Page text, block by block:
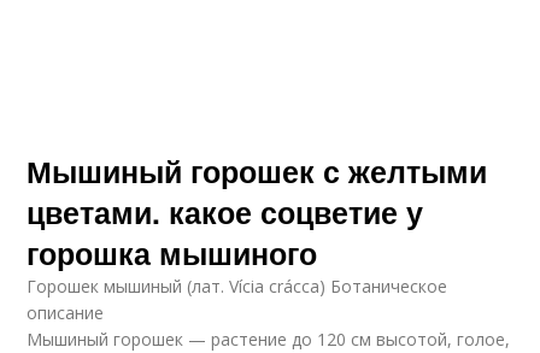
Мышиный горошек с желтыми
цветами. какое соцветие у
горошка мышиного
Горошек мышиный (лат. Vícia crácca) Ботаническое
описание
Мышиный горошек — растение до 120 см высотой, голое,